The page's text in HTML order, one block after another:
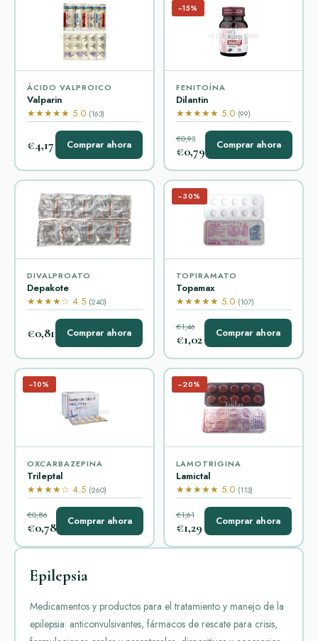
ÁCIDO VALPROICO
Valparin
★★★★★ 5.0 (163)
€4,17 Comprar ahora
−15%
FENITOÍNA
Dilantin
★★★★★ 5.0 (99)
€0,93
€0,79 Comprar ahora
DIVALPROATO
Depakote
★★★★☆ 4.5 (240)
€0,81 Comprar ahora
−30%
TOPIRAMATO
Topamax
★★★★★ 5.0 (107)
€1,46
€1,02 Comprar ahora
−10%
OXCARBAZEPINA
Trileptal
★★★★☆ 4.5 (260)
€0,86
€0,78 Comprar ahora
−20%
LAMOTRIGINA
Lamictal
★★★★★ 5.0 (113)
€1,61
€1,29 Comprar ahora
Epilepsia
Medicamentos y productos para el tratamiento y manejo de la
epilepsia: anticonvulsivantes, fármacos de rescate para crisis,